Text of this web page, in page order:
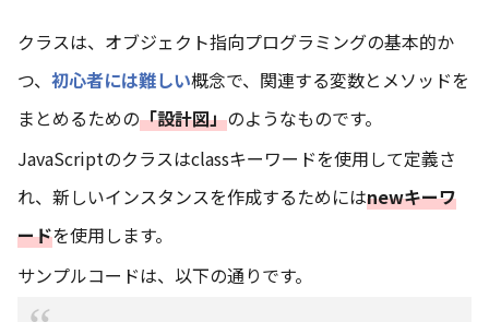
クラスは、オブジェクト指向プログラミングの基本的か
つ、 初心者には難しい概念で、関連する変数とメソッドを
まとめるための「設計図」のようなものです。
JavaScriptのクラスはclassキーワードを使用して定義さ
れ、新しいインスタンスを作成するためにはnewキーワ
ードを使用します。
サンプルコードは、以下の通りです。